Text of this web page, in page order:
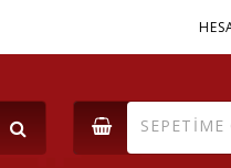
SEPETIME